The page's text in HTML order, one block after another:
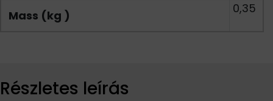
Mass (kg ) 0,35
Részletes leírás